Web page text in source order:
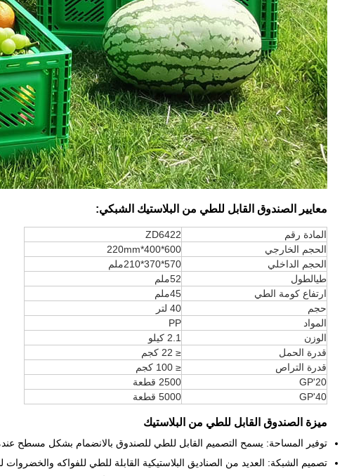
معايير الصندوق القابل للطي من البلاستيك الشبكي:
المادة رقم
ZD6422
الحجم الخارجي
600*400*220mm
الحجم الداخلي
570*370*210ملم
طيالطول
52ملم
ارتفاع كومة الطي
45ملم
حجم
40 لتر
المواد
PP
الوزن
2.1 كيلو
قدرة الحمل
≤ 22 كجم
قدرة التراص
≤ 100 كجم
20'GP
2500 قطعة
40'GP
5000 قطعة
ميزة الصندوق القابل للطي من البلاستيك
توفير المساحة: يسمح التصميم القابل للطي للصندوق بالانضمام بشكل مسطح
تصميم الشبكة: العديد من الصناديق البلاستيكية القابلة للطي للفواكه